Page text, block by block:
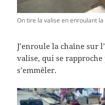
On tire la valise en enroulant la
J’enroule la chaîne sur
valise, qui se
s’emmêler.